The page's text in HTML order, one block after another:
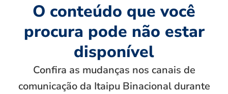
O conteúdo que você
procura pode não estar
disponível
Confira as mudanças nos canais de
comunicação da Itaipu Binacional durante